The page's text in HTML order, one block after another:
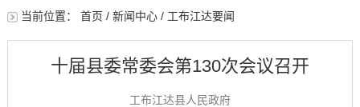
当前位置： 首页 / 新闻中心/ 工布江达要闻
十届县委常委会第130次会议召开
工布江达县人民政府